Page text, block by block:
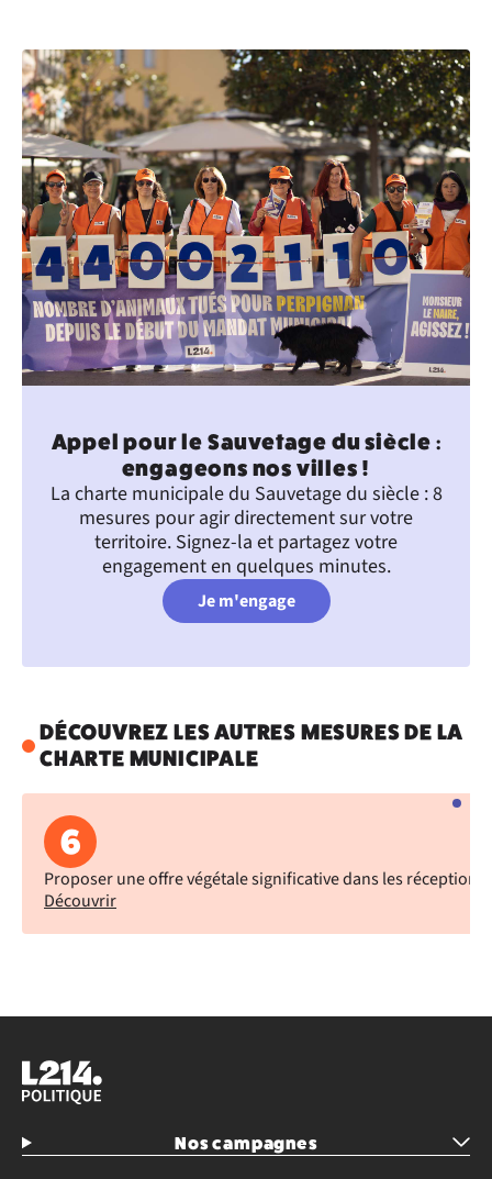
Appel pour le Sauvetage du siècle :
engageons nos villes !
La charte municipale du Sauvetage du siècle : 8
mesures pour agir directement sur votre
territoire. Signez-la et partagez votre
engagement en quelques minutes.
Je m'engage
DÉCOUVREZ LES AUTRES MESURES DE LA
CHARTE MUNICIPALE
6
Proposer une offre végétale significative dans les réceptions
Découvrir
Nos campagnes